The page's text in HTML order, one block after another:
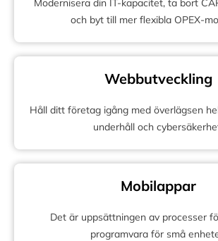
och byt till mer flexibla OPEX-
Webbutveckling
Håll ditt företag igång med överlägsen
underhåll och
Mobilappar
Det är uppsättningen av processer
programvara för små